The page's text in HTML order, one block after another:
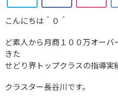
こんにちは＾０＾
ど素人から月商１００万オーバ
きた
せどり界トップクラスの指導実
クラスター長谷川です。